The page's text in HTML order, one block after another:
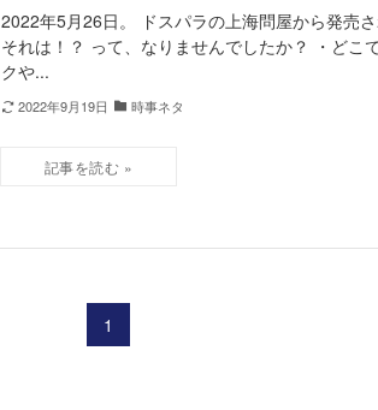
2022年5月26日。 ドスパラの上海問屋から発売
それは！？ って、なりませんでしたか？ ・どこ
クや...
2022年9月19日 時事ネタ
1